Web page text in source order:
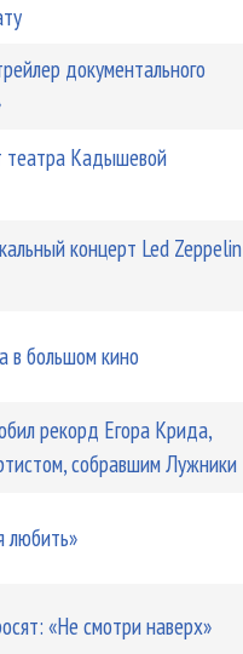
документального
театра Кадышевой
концерт Led Zeppelin
в большом кино
рекорд Егора Крида,
собравшим Лужники
«Не смотри наверх»